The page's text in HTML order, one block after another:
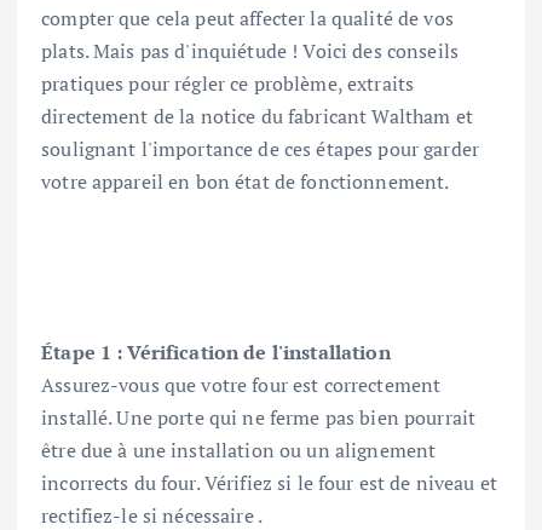
compter que cela peut affecter la qualité de vos
plats. Mais pas d'inquiétude ! Voici des conseils
pratiques pour régler ce problème, extraits
directement de la notice du fabricant Waltham et
soulignant l'importance de ces étapes pour garder
votre appareil en bon état de fonctionnement.
Étape 1 : Vérification de l'installation
Assurez-vous que votre four est correctement
installé. Une porte qui ne ferme pas bien pourrait
être due à une installation ou un alignement
incorrects du four. Vérifiez si le four est de niveau et
rectifiez-le si nécessaire .